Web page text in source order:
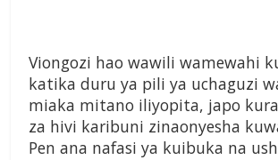
Viongozi hao wawili wamewahi
katika duru ya pili ya uchaguzi
miaka mitano iliyopita, japo
za hivi karibuni zinaonyesha
Pen ana nafasi ya kuibuka na